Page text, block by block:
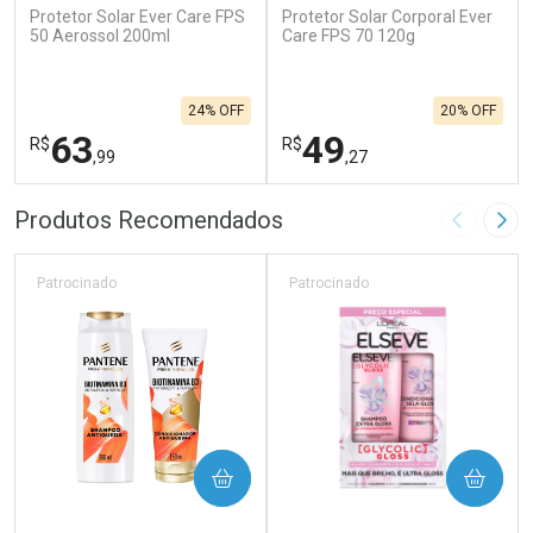
Protetor Solar Ever Care FPS
50 Aerossol 200ml
R$63,99
24% OFF
FECHAR
Laboratório
FECHAR
Por Menos
Protetor Solar Corporal Ever
Care FPS 70 120g
R$49,27
20% OFF
Laboratório
Por Menos
Produtos Recomendados Imagem
Patrocinado
COMPRAR
Patrocinado
COMPRAR